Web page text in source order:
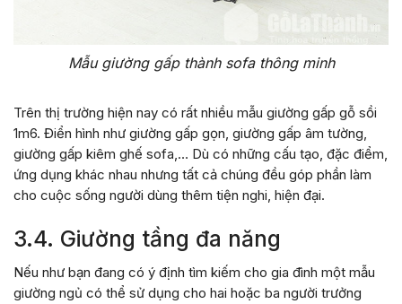
Mẫu giường gấp thành sofa thông minh
Trên thị trường hiện nay có rất nhiều mẫu giường gấp gỗ sồi
1m6. Điển hình như giường gấp gọn, giường gấp âm tường,
giường gấp kiêm ghế sofa,… Dù có những cấu tạo, đặc điểm,
ứng dụng khác nhau nhưng tất cả chúng đều góp phần làm
cho cuộc sống người dùng thêm tiện nghi, hiện đại.
3.4. Giường tầng đa năng
Nếu như bạn đang có ý định tìm kiếm cho gia đình một mẫu
giường ngủ có thể sử dụng cho hai hoặc ba người trưởng